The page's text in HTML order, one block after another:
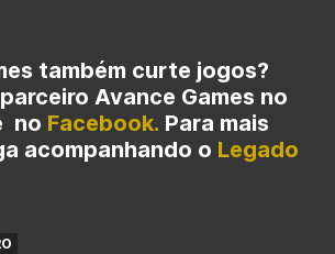
também curte jogos?
Avance Games no
no Facebook. Para mais
acompanhando o Legado